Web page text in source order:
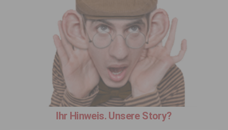
Ihr Hinweis. Unsere Story?